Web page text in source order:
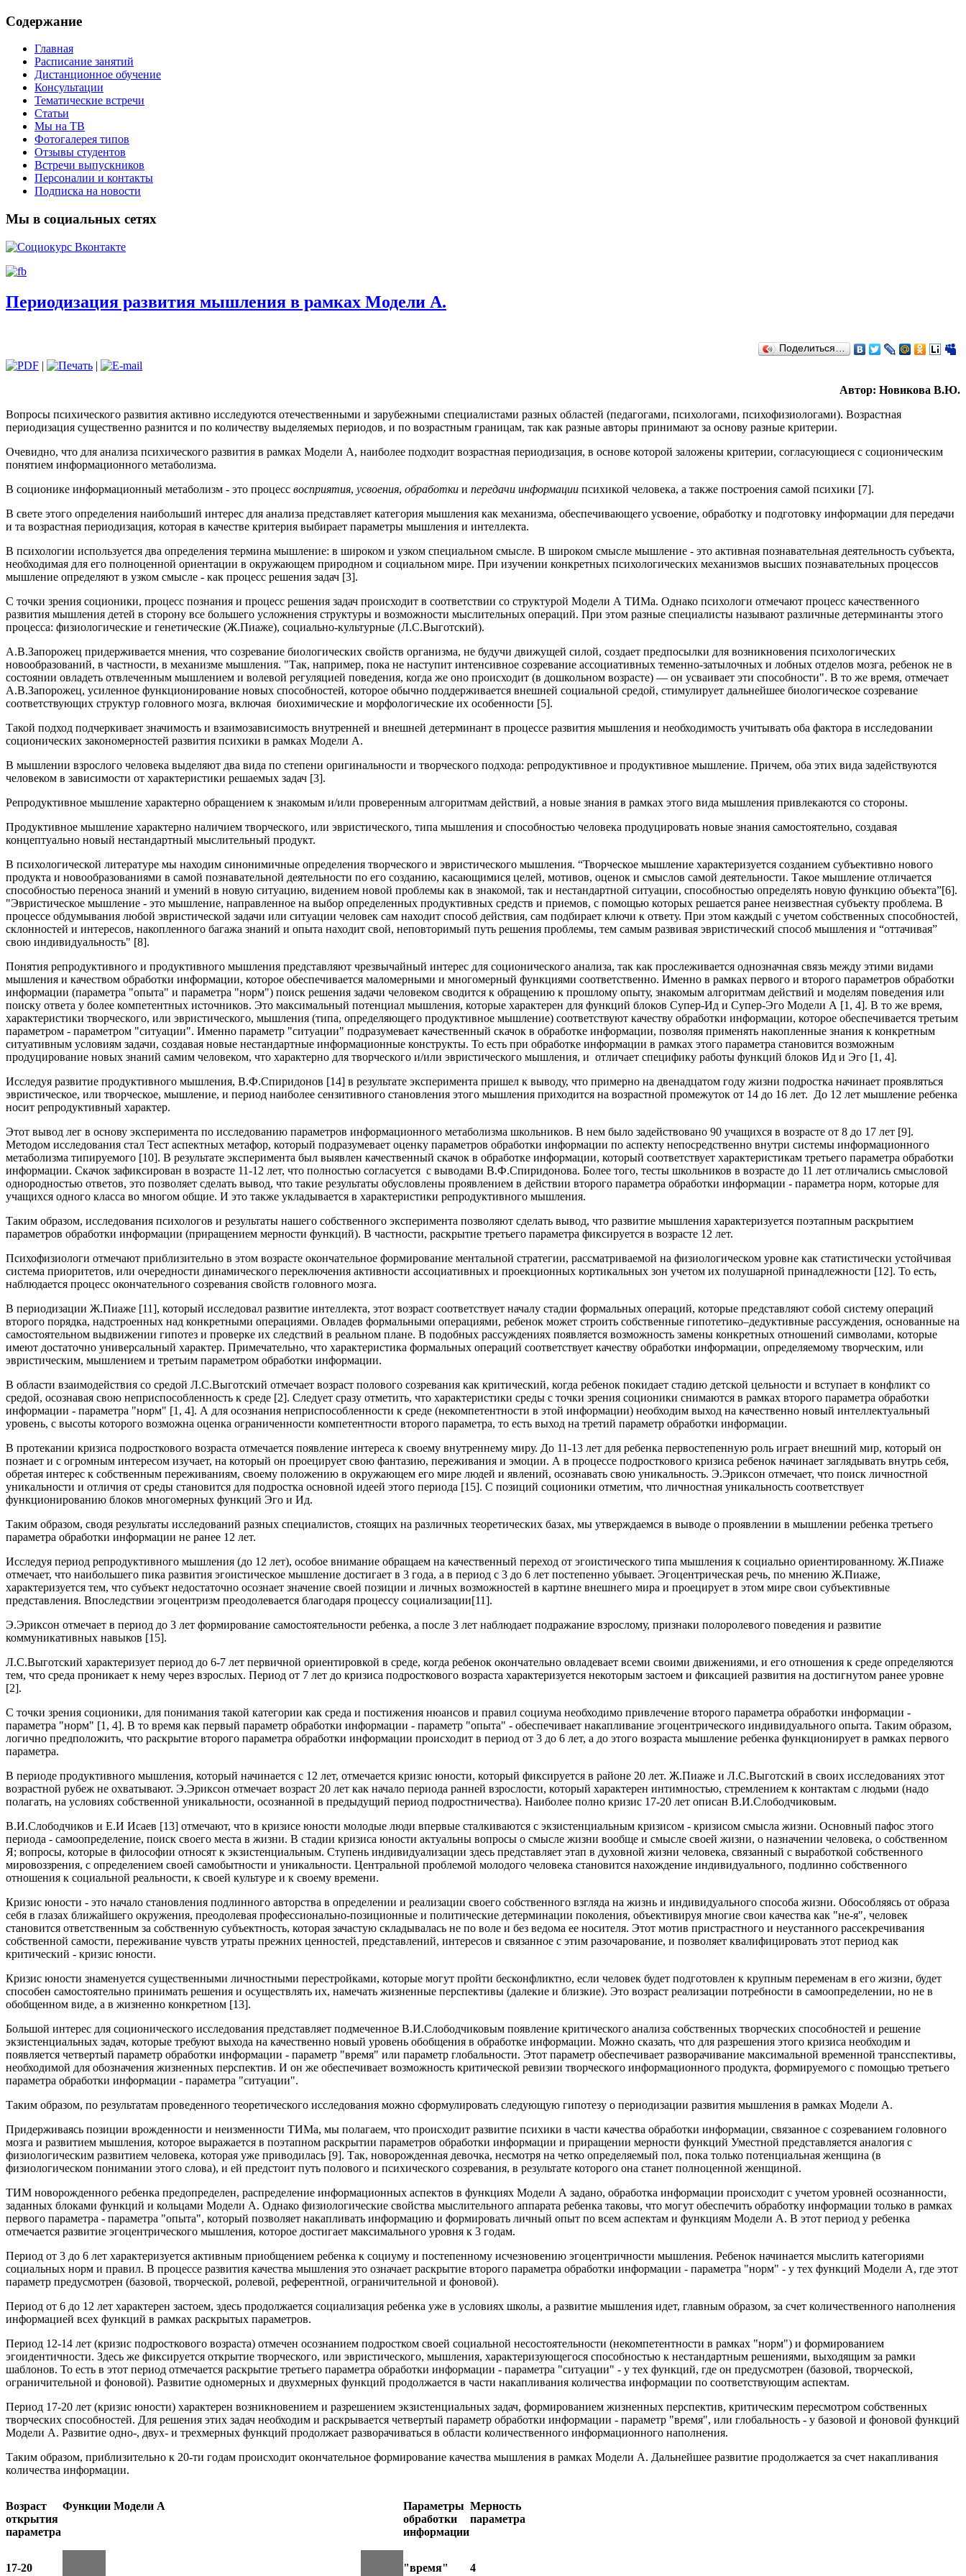
Содержание
Главная
Расписание занятий
Дистанционное обучение
Консультации
Тематические встречи
Статьи
Мы на ТВ
Фотогалерея типов
Отзывы студентов
Встречи выпускников
Персоналии и контакты
Подписка на новости
Мы в социальных сетях
Периодизация развития мышления в рамках Модели А.
Поделиться…
|
|
Автор: Новикова В.Ю.
Вопросы психического развития активно исследуются отечественными и зарубежными специалистами разных областей (педагогами, психологами, психофизиологами). Возрастная
периодизация существенно разнится и по количеству выделяемых периодов, и по возрастным границам, так как разные авторы принимают за основу разные критерии.
Очевидно, что для анализа психического развития в рамках Модели А, наиболее подходит возрастная периодизация, в основе которой заложены критерии, согласующиеся с соционическим
понятием информационного метаболизма.
В соционике информационный метаболизм - это процесс восприятия, усвоения, обработки и передачи информации психикой человека, а также построения самой психики [7].
В свете этого определения наибольший интерес для анализа представляет категория мышления как механизма, обеспечивающего усвоение, обработку и подготовку информации для передачи
и та возрастная периодизация, которая в качестве критерия выбирает параметры мышления и интеллекта.
В психологии используется два определения термина мышление: в широком и узком специальном смысле. В широком смысле мышление - это активная познавательная деятельность субъекта,
необходимая для его полноценной ориентации в окружающем природном и социальном мире. При изучении конкретных психологических механизмов высших познавательных процессов
мышление определяют в узком смысле - как процесс решения задач [3].
С точки зрения соционики, процесс познания и процесс решения задач происходит в соответствии со структурой Модели А ТИМа. Однако психологи отмечают процесс качественного
развития мышления детей в сторону все большего усложнения структуры и возможности мыслительных операций. При этом разные специалисты называют различные детерминанты этого
процесса: физиологические и генетические (Ж.Пиаже), социально-культурные (Л.С.Выготский).
А.В.Запорожец придерживается мнения, что созревание биологических свойств организма, не будучи движущей силой, создает предпосылки для возникновения психологических
новообразований, в частности, в механизме мышления. "Так, например, пока не наступит интенсивное созревание ассоциативных теменно-затылочных и лобных отделов мозга, ребенок не в
состоянии овладеть отвлеченным мышлением и волевой регуляцией поведения, когда же оно происходит (в дошкольном возрасте) — он усваивает эти способности". В то же время, отмечает
А.В.Запорожец, усиленное функционирование новых способностей, которое обычно поддерживается внешней социальной средой, стимулирует дальнейшее биологическое созревание
соответствующих структур головного мозга, включая биохимические и морфологические их особенности [5].
Такой подход подчеркивает значимость и взаимозависимость внутренней и внешней детерминант в процессе развития мышления и необходимость учитывать оба фактора в исследовании
соционических закономерностей развития психики в рамках Модели А.
В мышлении взрослого человека выделяют два вида по степени оригинальности и творческого подхода: репродуктивное и продуктивное мышление. Причем, оба этих вида задействуются
человеком в зависимости от характеристики решаемых задач [3].
Репродуктивное мышление характерно обращением к знакомым и/или проверенным алгоритмам действий, а новые знания в рамках этого вида мышления привлекаются со стороны.
Продуктивное мышление характерно наличием творческого, или эвристического, типа мышления и способностью человека продуцировать новые знания самостоятельно, создавая
концептуально новый нестандартный мыслительный продукт.
В психологической литературе мы находим синонимичные определения творческого и эвристического мышления. “Творческое мышление характеризуется созданием субъективно нового
продукта и новообразованиями в самой познавательной деятельности по его созданию, касающимися целей, мотивов, оценок и смыслов самой деятельности. Такое мышление отличается
способностью переноса знаний и умений в новую ситуацию, видением новой проблемы как в знакомой, так и нестандартной ситуации, способностью определять новую функцию объекта”[6].
"Эвристическое мышление - это мышление, направленное на выбор определенных продуктивных средств и приемов, с помощью которых решается ранее неизвестная субъекту проблема. В
процессе обдумывания любой эвристической задачи или ситуации человек сам находит способ действия, сам подбирает ключи к ответу. При этом каждый с учетом собственных способностей,
склонностей и интересов, накопленного багажа знаний и опыта находит свой, неповторимый путь решения проблемы, тем самым развивая эвристический способ мышления и “оттачивая”
свою индивидуальность" [8].
Понятия репродуктивного и продуктивного мышления представляют чрезвычайный интерес для соционического анализа, так как прослеживается однозначная связь между этими видами
мышления и качеством обработки информации, которое обеспечивается маломерными и многомерный функциями соответственно. Именно в рамках первого и второго параметров обработки
информации (параметра "опыта" и параметра "норм") поиск решения задачи человеком сводится к обращению к прошлому опыту, знакомым алгоритмам действий и моделям поведения или
поиску ответа у более компетентных источников. Это максимальный потенциал мышления, которые характерен для функций блоков Супер-Ид и Супер-Эго Модели А [1, 4]. В то же время,
характеристики творческого, или эвристического, мышления (типа, определяющего продуктивное мышление) соответствуют качеству обработки информации, которое обеспечивается третьим
параметром - параметром "ситуации". Именно параметр "ситуации" подразумевает качественный скачок в обработке информации, позволяя применять накопленные знания к конкретным
ситуативным условиям задачи, создавая новые нестандартные информационные конструкты. То есть при обработке информации в рамках этого параметра становится возможным
продуцирование новых знаний самим человеком, что характерно для творческого и/или эвристического мышления, и отличает специфику работы функций блоков Ид и Эго [1, 4].
Исследуя развитие продуктивного мышления, В.Ф.Спиридонов [14] в результате эксперимента пришел к выводу, что примерно на двенадцатом году жизни подростка начинает проявляться
эвристическое, или творческое, мышление, и период наиболее сензитивного становления этого мышления приходится на возрастной промежуток от 14 до 16 лет. До 12 лет мышление ребенка
носит репродуктивный характер.
Этот вывод лег в основу эксперимента по исследованию параметров информационного метаболизма школьников. В нем было задействовано 90 учащихся в возрасте от 8 до 17 лет [9].
Методом исследования стал Тест аспектных метафор, который подразумевает оценку параметров обработки информации по аспекту непосредственно внутри системы информационного
метаболизма типируемого [10]. В результате эксперимента был выявлен качественный скачок в обработке информации, который соответствует характеристикам третьего параметра обработки
информации. Скачок зафиксирован в возрасте 11-12 лет, что полностью согласуется с выводами В.Ф.Спиридонова. Более того, тесты школьников в возрасте до 11 лет отличались смысловой
однородностью ответов, это позволяет сделать вывод, что такие результаты обусловлены проявлением в действии второго параметра обработки информации - параметра норм, которые для
учащихся одного класса во многом общие. И это также укладывается в характеристики репродуктивного мышления.
Таким образом, исследования психологов и результаты нашего собственного эксперимента позволяют сделать вывод, что развитие мышления характеризуется поэтапным раскрытием
параметров обработки информации (приращением мерности функций). В частности, раскрытие третьего параметра фиксируется в возрасте 12 лет.
Психофизиологи отмечают приблизительно в этом возрасте окончательное формирование ментальной стратегии, рассматриваемой на физиологическом уровне как статистически устойчивая
система приоритетов, или очередности динамического переключения активности ассоциативных и проекционных кортикальных зон учетом их полушарной принадлежности [12]. То есть,
наблюдается процесс окончательного созревания свойств головного мозга.
В периодизации Ж.Пиаже [11], который исследовал развитие интеллекта, этот возраст соответствует началу стадии формальных операций, которые представляют собой систему операций
второго порядка, надстроенных над конкретными операциями. Овладев формальными операциями, ребенок может строить собственные гипотетико–дедуктивные рассуждения, основанные на
самостоятельном выдвижении гипотез и проверке их следствий в реальном плане. В подобных рассуждениях появляется возможность замены конкретных отношений символами, которые
имеют достаточно универсальный характер. Примечательно, что характеристика формальных операций соответствует качеству обработки информации, определяемому творческим, или
эвристическим, мышлением и третьим параметром обработки информации.
В области взаимодействия со средой Л.С.Выготский отмечает возраст полового созревания как критический, когда ребенок покидает стадию детской цельности и вступает в конфликт со
средой, осознавая свою неприспособленность к среде [2]. Следует сразу отметить, что характеристики среды с точки зрения соционики снимаются в рамках второго параметра обработки
информации - параметра "норм" [1, 4]. А для осознания неприспособленности к среде (некомпетентности в этой информации) необходим выход на качественно новый интеллектуальный
уровень, с высоты которого возможна оценка ограниченности компетентности второго параметра, то есть выход на третий параметр обработки информации.
В протекании кризиса подросткового возраста отмечается появление интереса к своему внутреннему миру. До 11-13 лет для ребенка первостепенную роль играет внешний мир, который он
познает и с огромным интересом изучает, на который он проецирует свою фантазию, переживания и эмоции. А в процессе подросткового кризиса ребенок начинает заглядывать внутрь себя,
обретая интерес к собственным переживаниям, своему положению в окружающем его мире людей и явлений, осознавать свою уникальность. Э.Эриксон отмечает, что поиск личностной
уникальности и отличия от среды становится для подростка основной идеей этого периода [15]. С позиций соционики отметим, что личностная уникальность соответствует
функционированию блоков многомерных функций Эго и Ид.
Таким образом, сводя результаты исследований разных специалистов, стоящих на различных теоретических базах, мы утверждаемся в выводе о проявлении в мышлении ребенка третьего
параметра обработки информации не ранее 12 лет.
Исследуя период репродуктивного мышления (до 12 лет), особое внимание обращаем на качественный переход от эгоистического типа мышления к социально ориентированному. Ж.Пиаже
отмечает, что наибольшего пика развития эгоистическое мышление достигает в 3 года, а в период с 3 до 6 лет постепенно убывает. Эгоцентрическая речь, по мнению Ж.Пиаже,
характеризуется тем, что субъект недостаточно осознает значение своей позиции и личных возможностей в картине внешнего мира и проецирует в этом мире свои субъективные
представления. Впоследствии эгоцентризм преодолевается благодаря процессу социализации[11].
Э.Эриксон отмечает в период до 3 лет формирование самостоятельности ребенка, а после 3 лет наблюдает подражание взрослому, признаки полоролевого поведения и развитие
коммуникативных навыков [15].
Л.С.Выготский характеризует период до 6-7 лет первичной ориентировкой в среде, когда ребенок окончательно овладевает всеми своими движениями, и его отношения к среде определяются
тем, что среда проникает к нему через взрослых. Период от 7 лет до кризиса подросткового возраста характеризуется некоторым застоем и фиксацией развития на достигнутом ранее уровне
[2].
С точки зрения соционики, для понимания такой категории как среда и постижения нюансов и правил социума необходимо привлечение второго параметра обработки информации -
параметра "норм" [1, 4]. В то время как первый параметр обработки информации - параметр "опыта" - обеспечивает накапливание эгоцентрического индивидуального опыта. Таким образом,
логично предположить, что раскрытие второго параметра обработки информации происходит в период от 3 до 6 лет, а до этого возраста мышление ребенка функционирует в рамках первого
параметра.
В периоде продуктивного мышления, который начинается с 12 лет, отмечается кризис юности, который фиксируется в районе 20 лет. Ж.Пиаже и Л.С.Выготский в своих исследованиях этот
возрастной рубеж не охватывают. Э.Эриксон отмечает возраст 20 лет как начало периода ранней взрослости, который характерен интимностью, стремлением к контактам с людьми (надо
полагать, на условиях собственной уникальности, осознанной в предыдущий период подростничества). Наиболее полно кризис 17-20 лет описан В.И.Слободчиковым.
В.И.Слободчиков и Е.И Исаев [13] отмечают, что в кризисе юности молодые люди впервые сталкиваются с экзистенциальным кризисом - кризисом смысла жизни. Основный пафос этого
периода - самоопределение, поиск своего места в жизни. В стадии кризиса юности актуальны вопросы о смысле жизни вообще и смысле своей жизни, о назначении человека, о собственном
Я; вопросы, которые в философии относят к экзистенциальным. Ступень индивидуализации здесь представляет этап в духовной жизни человека, связанный с выработкой собственного
мировоззрения, с определением своей самобытности и уникальности. Центральной проблемой молодого человека становится нахождение индивидуального, подлинно собственного
отношения к социальной реальности, к своей культуре и к своему времени.
Кризис юности - это начало становления подлинного авторства в определении и реализации своего собственного взгляда на жизнь и индивидуального способа жизни. Обособляясь от образа
себя в глазах ближайшего окружения, преодолевая профессионально-позиционные и политические детерминации поколения, объективируя многие свои качества как "не-я", человек
становится ответственным за собственную субъектность, которая зачастую складывалась не по воле и без ведома ее носителя. Этот мотив пристрастного и неустанного рассекречивания
собственной самости, переживание чувств утраты прежних ценностей, представлений, интересов и связанное с этим разочарование, и позволяет квалифицировать этот период как
критический - кризис юности.
Кризис юности знаменуется существенными личностными перестройками, которые могут пройти бесконфликтно, если человек будет подготовлен к крупным переменам в его жизни, будет
способен самостоятельно принимать решения и осуществлять их, намечать жизненные перспективы (далекие и близкие). Это возраст реализации потребности в самоопределении, но не в
обобщенном виде, а в жизненно конкретном [13].
Большой интерес для соционического исследования представляет подмеченное В.И.Слободчиковым появление критического анализа собственных творческих способностей и решение
экзистенциальных задач, которые требуют выхода на качественно новый уровень обобщения в обработке информации. Можно сказать, что для разрешения этого кризиса необходим и
появляется четвертый параметр обработки информации - параметр "время" или параметр глобальности. Этот параметр обеспечивает разворачивание максимальной временной трансспективы,
необходимой для обозначения жизненных перспектив. И он же обеспечивает возможность критической ревизии творческого информационного продукта, формируемого с помощью третьего
параметра обработки информации - параметра "ситуации".
Таким образом, по результатам проведенного теоретического исследования можно сформулировать следующую гипотезу о периодизации развития мышления в рамках Модели А.
Придерживаясь позиции врожденности и неизменности ТИМа, мы полагаем, что происходит развитие психики в части качества обработки информации, связанное с созреванием головного
мозга и развитием мышления, которое выражается в поэтапном раскрытии параметров обработки информации и приращении мерности функций Уместной представляется аналогия с
физиологическим развитием человека, которая уже приводилась [9]. Так, новорожденная девочка, несмотря на четко определяемый пол, пока только потенциальная женщина (в
физиологическом понимании этого слова), и ей предстоит путь полового и психического созревания, в результате которого она станет полноценной женщиной.
ТИМ новорожденного ребенка предопределен, распределение информационных аспектов в функциях Модели А задано, обработка информации происходит с учетом уровней осознанности,
заданных блоками функций и кольцами Модели А. Однако физиологические свойства мыслительного аппарата ребенка таковы, что могут обеспечить обработку информации только в рамках
первого параметра - параметра "опыта", который позволяет накапливать информацию и формировать личный опыт по всем аспектам и функциям Модели А. В этот период у ребенка
отмечается развитие эгоцентрического мышления, которое достигает максимального уровня к 3 годам.
Период от 3 до 6 лет характеризуется активным приобщением ребенка к социуму и постепенному исчезновению эгоцентричности мышления. Ребенок начинается мыслить категориями
социальных норм и правил. В процессе развития качества мышления это означает раскрытие второго параметра обработки информации - параметра "норм" - у тех функций Модели А, где этот
параметр предусмотрен (базовой, творческой, ролевой, референтной, ограничительной и фоновой).
Период от 6 до 12 лет характерен застоем, здесь продолжается социализация ребенка уже в условиях школы, а развитие мышления идет, главным образом, за счет количественного наполнения
информацией всех функций в рамках раскрытых параметров.
Период 12-14 лет (кризис подросткового возраста) отмечен осознанием подростком своей социальной несостоятельности (некомпетентности в рамках "норм") и формированием
эгоидентичности. Здесь же фиксируется открытие творческого, или эвристического, мышления, характеризующегося способностью к нестандартным решениями, выходящим за рамки
шаблонов. То есть в этот период отмечается раскрытие третьего параметра обработки информации - параметра "ситуации" - у тех функций, где он предусмотрен (базовой, творческой,
ограничительной и фоновой). Развитие одномерных и двухмерных функций продолжается в части накапливания количества информации по соответствующим аспектам.
Период 17-20 лет (кризис юности) характерен возникновением и разрешением экзистенциальных задач, формированием жизненных перспектив, критическим пересмотром собственных
творческих способностей. Для решения этих задач необходим и раскрывается четвертый параметр обработки информации - параметр "время", или глобальность - у базовой и фоновой функций
Модели А. Развитие одно-, двух- и трехмерных функций продолжает разворачиваться в области количественного информационного наполнения.
Таким образом, приблизительно к 20-ти годам происходит окончательное формирование качества мышления в рамках Модели А. Дальнейшее развитие продолжается за счет накапливания
количества информации.
Возраст
открытия
параметра
Функции Модели А
Параметры
обработки
информации
Мерность
параметра
17-20 "время" 4